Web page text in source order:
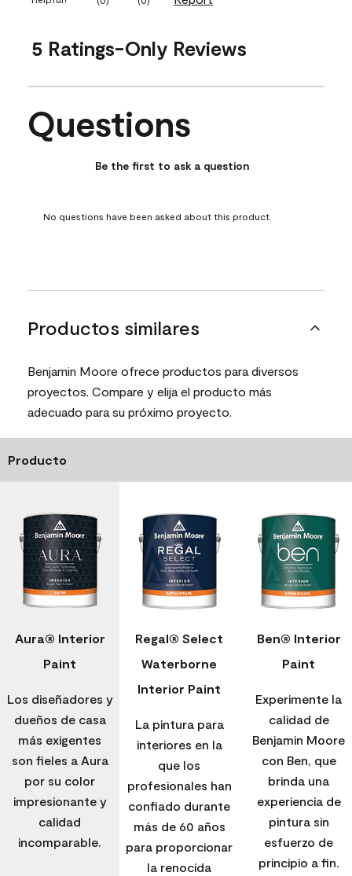
5 Ratings-Only Reviews
No questions have been asked about this product.
Questions
Be the first to ask a question
No questions have been asked about this product.
Productos similares
Benjamin Moore ofrece productos para diversos
proyectos. Compare y elija el producto más
adecuado para su próximo proyecto.
Producto
Aura® Interior
Paint
Los diseñadores y
dueños de casa
más exigentes
son fieles a Aura
por su color
impresionante y
calidad
incomparable.
Regal® Select
Waterborne
Interior Paint
La pintura para
interiores en la
que los
profesionales han
confiado durante
más de 60 años
para proporcionar
la renocida
Ben® Interior
Paint
Experimente la
calidad de
Benjamin Moore
con Ben, que
brinda una
experiencia de
pintura sin
esfuerzo de
principio a fin.